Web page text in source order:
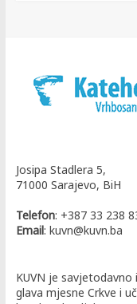
Josipa Stadlera 5,
71000 Sarajevo, BiH
Telefon: +387 33 238
Email: kuvn@kuvn.ba
KUVN je
glava mjesne Crkve i